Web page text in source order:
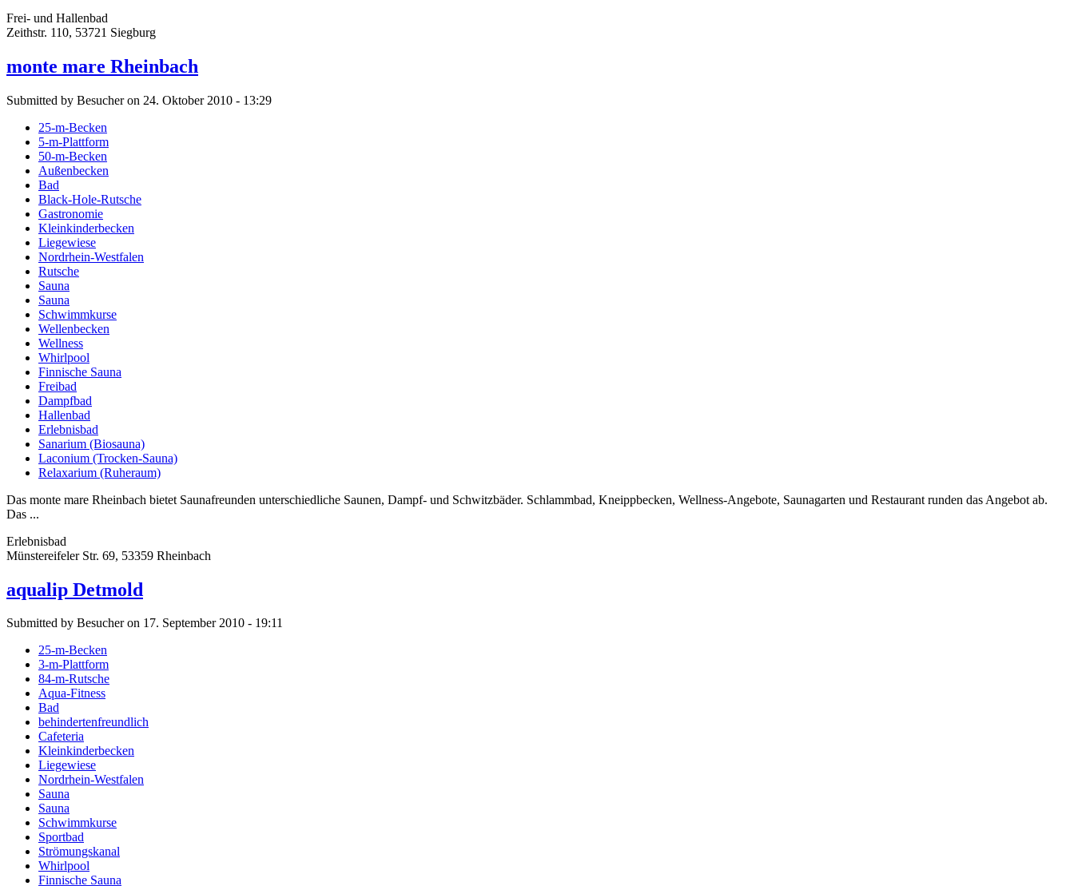
Frei- und Hallenbad
Zeithstr. 110, 53721 Siegburg
monte mare Rheinbach
Submitted by Besucher on 24. Oktober 2010 - 13:29
25-m-Becken
5-m-Plattform
50-m-Becken
Außenbecken
Bad
Black-Hole-Rutsche
Gastronomie
Kleinkinderbecken
Liegewiese
Nordrhein-Westfalen
Rutsche
Sauna
Sauna
Schwimmkurse
Wellenbecken
Wellness
Whirlpool
Finnische Sauna
Freibad
Dampfbad
Hallenbad
Erlebnisbad
Sanarium (Biosauna)
Laconium (Trocken-Sauna)
Relaxarium (Ruheraum)
Das monte mare Rheinbach bietet Saunafreunden unterschiedliche Saunen, Dampf- und Schwitzbäder. Schlammbad, Kneippbecken, Wellness-Angebote, Saunagarten und Restaurant runden das Angebot ab.
Das ...
Erlebnisbad
Münstereifeler Str. 69, 53359 Rheinbach
aqualip Detmold
Submitted by Besucher on 17. September 2010 - 19:11
25-m-Becken
3-m-Plattform
84-m-Rutsche
Aqua-Fitness
Bad
behindertenfreundlich
Cafeteria
Kleinkinderbecken
Liegewiese
Nordrhein-Westfalen
Sauna
Sauna
Schwimmkurse
Sportbad
Strömungskanal
Whirlpool
Finnische Sauna